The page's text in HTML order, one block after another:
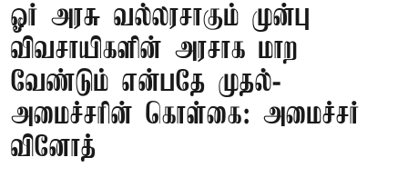
ஓர் அரசு வல்லரசாகும் முன்பு
விவசாயிகளின் அரசாக மாற
வேண்டும் என்பதே முதல்-
அமைச்சரின் கொள்கை: அமைச்சர்
வினோத்